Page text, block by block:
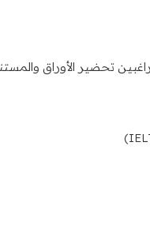
تحضير الأوراق